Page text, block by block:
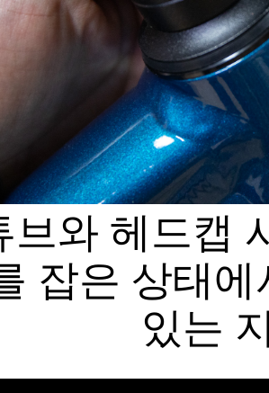
브와 헤드캡
잡은 상태
있는